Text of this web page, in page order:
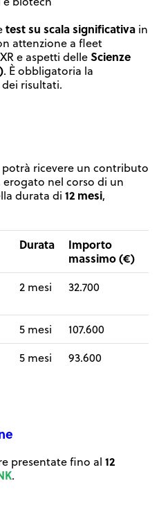
test su scala significativa in
attenzione a fleet
e aspetti delleScienze
. È obbligatoria la
risultati.
ricevere un contributo
erogato nel corso di un
durata di 12 mesi,
Durata
Importo
massimo (€)
2 mesi 32.700
5 mesi
107.600
5 mesi 93.600
presentate fino al 12
.